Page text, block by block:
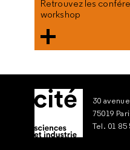
Retrouvez les
workshop
30
75019
Tel. 01 85